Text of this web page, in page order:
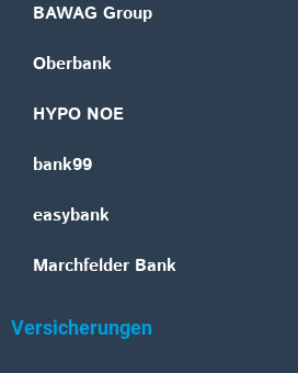
BAWAG Group
Oberbank
HYPO NOE
bank99
easybank
Marchfelder Bank
Versicherungen